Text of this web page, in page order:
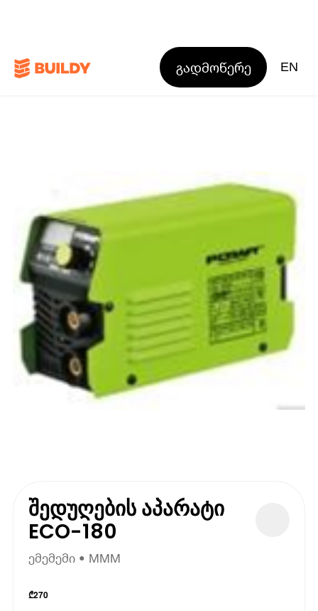
გადმოწერე EN
შედუღების აპარატი
ECO-180
ემემემი • MMM
₾270